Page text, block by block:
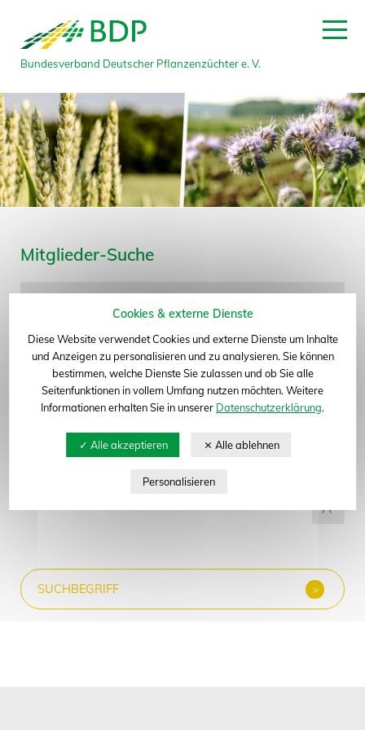
Bundesverband Deutscher Pflanzenzüchter e. V.
Mitglieder-Suche
Bundesland
Abteilung
Alle anzeigen zum Seitenanfang
Cookies & externe Dienste
Diese Website verwendet Cookies und externe Dienste um Inhalte
und Anzeigen zu personalisieren und zu analysieren. Sie können
bestimmen, welche Dienste Sie zulassen und ob Sie alle
Seitenfunktionen in vollem Umfang nutzen möchten. Weitere
Informationen erhalten Sie in unserer Datenschutzerklärung.